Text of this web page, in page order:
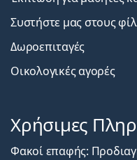
Συστήστε μας στους
Δωροεπιταγές
Οικολογικές αγορές
Χρήσιμες
Φακοί επαφής: